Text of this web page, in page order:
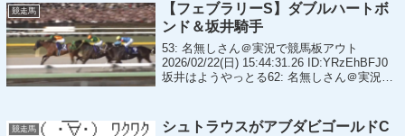
競走馬
【フェブラリーS】ダブルハートボ
ンド＆坂井騎手
53: 名無しさん＠実況で競馬板アウト
2026/02/22(日) 15:44:31.26 ID:YRzEhBFJ0
坂井はようやっとる62: 名無しさん＠実況で
競走馬
シュトラウスがアブダビゴールドC